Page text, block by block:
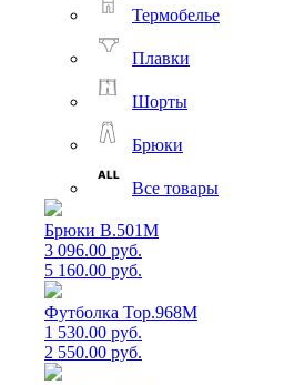
Термобелье
Плавки
Шорты
Брюки
Все товары
Брюки B.501M
3 096.00 руб.
5 160.00 руб.
Футболка Top.968M
1 530.00 руб.
2 550.00 руб.